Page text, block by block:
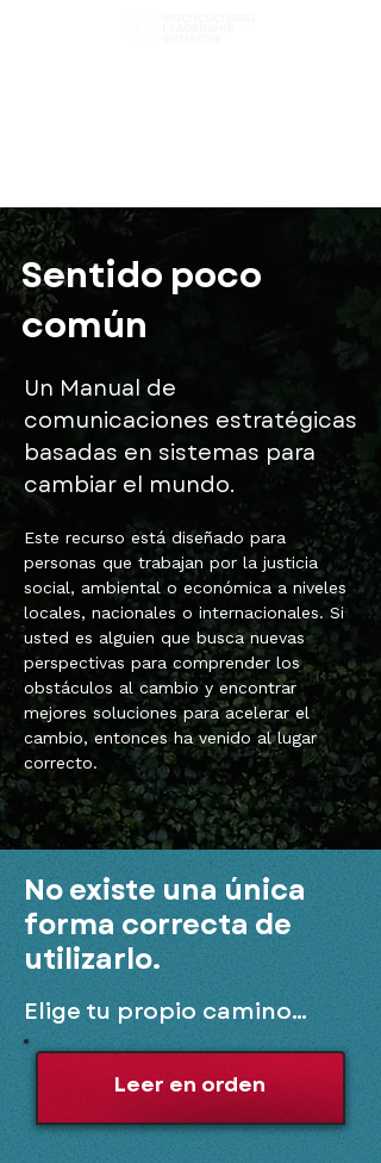
Sentido poco
común
Un Manual de
comunicaciones estratégicas
basadas en sistemas para
cambiar el mundo.
Este recurso está diseñado para
personas que trabajan por la justicia
social, ambiental o económica a niveles
locales, nacionales o internacionales. Si
usted es alguien que busca nuevas
perspectivas para comprender los
obstáculos al cambio y encontrar
mejores soluciones para acelerar el
cambio, entonces ha venido al lugar
correcto.
No existe una única
forma correcta de
utilizarlo.
Elige tu propio camino...
Leer en orden